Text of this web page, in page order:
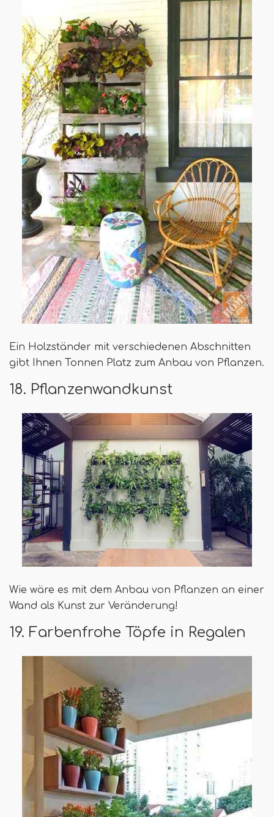
Ein Holzständer mit verschiedenen Abschnitten
gibt Ihnen Tonnen Platz zum Anbau von Pflanzen.
18. Pflanzenwandkunst
Wie wäre es mit dem Anbau von Pflanzen an einer
Wand als Kunst zur Veränderung!
19. Farbenfrohe Töpfe in Regalen